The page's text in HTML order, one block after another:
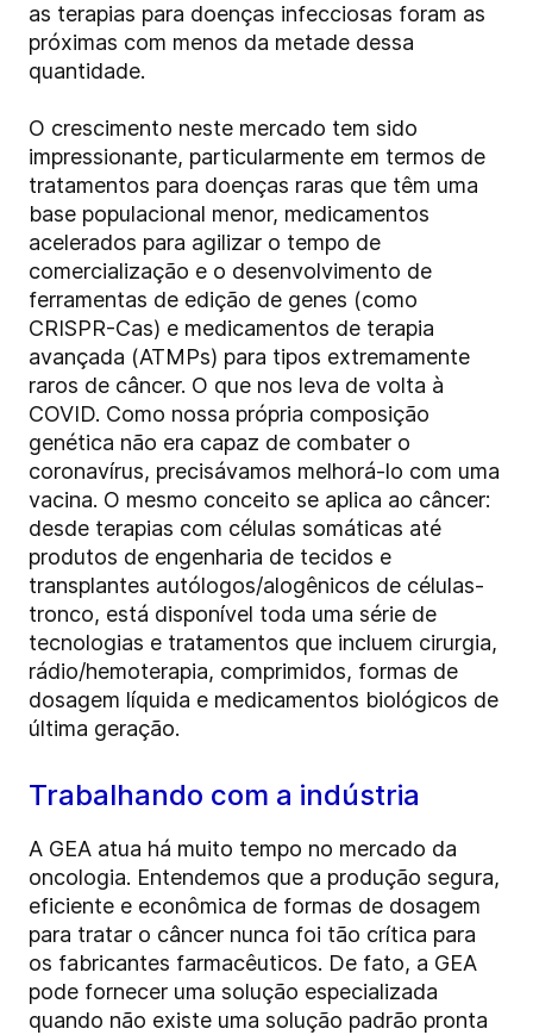
as terapias para doenças infecciosas foram as
próximas com menos da metade dessa
quantidade.
O crescimento neste mercado tem sido
impressionante, particularmente em termos de
tratamentos para doenças raras que têm uma
base populacional menor, medicamentos
acelerados para agilizar o tempo de
comercialização e o desenvolvimento de
ferramentas de edição de genes (como
CRISPR-Cas) e medicamentos de terapia
avançada (ATMPs) para tipos extremamente
raros de câncer. O que nos leva de volta à
COVID. Como nossa própria composição
genética não era capaz de combater o
coronavírus, precisávamos melhorá-lo com uma
vacina. O mesmo conceito se aplica ao câncer:
desde terapias com células somáticas até
produtos de engenharia de tecidos e
transplantes autólogos/alogênicos de células-
tronco, está disponível toda uma série de
tecnologias e tratamentos que incluem cirurgia,
rádio/hemoterapia, comprimidos, formas de
dosagem líquida e medicamentos biológicos de
última geração.
Trabalhando com a indústria
A GEA atua há muito tempo no mercado da
oncologia. Entendemos que a produção segura,
eficiente e econômica de formas de dosagem
para tratar o câncer nunca foi tão crítica para
os fabricantes farmacêuticos. De fato, a GEA
pode fornecer uma solução especializada
quando não existe uma solução padrão pronta